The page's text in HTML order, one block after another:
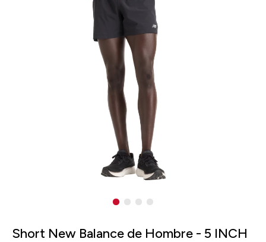
Short New Balance de Hombre - 5 INCH